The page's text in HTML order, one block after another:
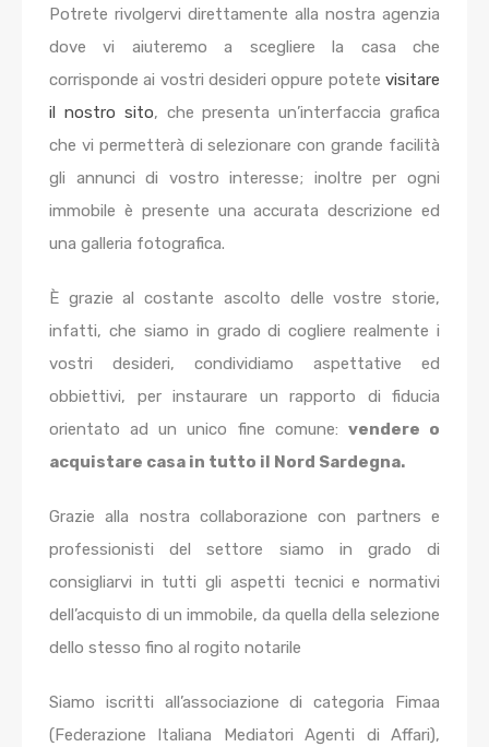
Potrete rivolgervi direttamente alla nostra agenzia
dove vi aiuteremo a scegliere la casa che
corrisponde ai vostri desideri oppure potete visitare
il nostro sito, che presenta un’interfaccia grafica
che vi permetterà di selezionare con grande facilità
gli annunci di vostro interesse; inoltre per ogni
immobile è presente una accurata descrizione ed
una galleria fotografica.
È grazie al costante ascolto delle vostre storie,
infatti, che siamo in grado di cogliere realmente i
vostri desideri, condividiamo aspettative ed
obbiettivi, per instaurare un rapporto di fiducia
orientato ad un unico fine comune: vendere o
acquistare casa in tutto il Nord Sardegna.
Grazie alla nostra collaborazione con partners e
professionisti del settore siamo in grado di
consigliarvi in tutti gli aspetti tecnici e normativi
dell’acquisto di un immobile, da quella della selezione
dello stesso fino al rogito notarile
Siamo iscritti all’associazione di categoria Fimaa
(Federazione Italiana Mediatori Agenti di Affari),